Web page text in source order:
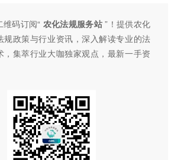
码订阅“ 农化法规服务站 ”！提供农化
规政策与行业资讯，深入解读专业的法
，集萃行业大咖独家观点，最新一手资